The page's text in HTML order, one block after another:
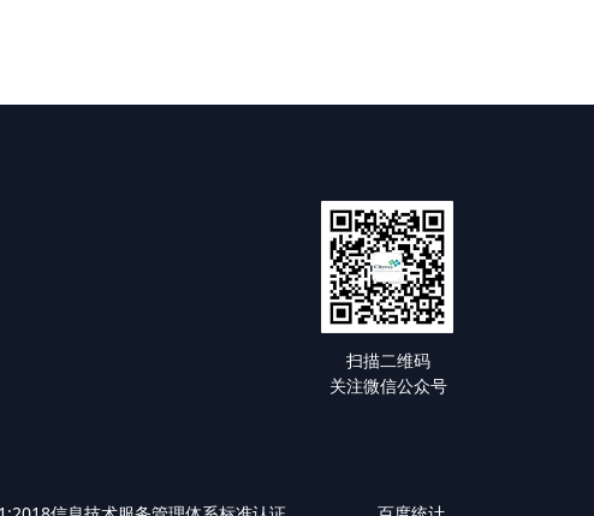
扫描二维码
关注微信公众号